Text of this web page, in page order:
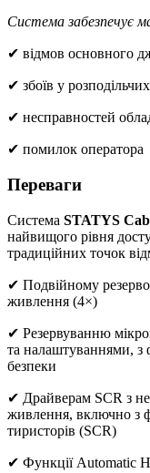
Система забезпечує
✔ відмов основного
✔ збоїв у
✔ несправностей
✔ помилок оператора
Переваги
Система STATYS
найвищого рівня
традиційних точок
✔ Подвійному
живлення (4×)
✔ Резервуванню
та налаштуваннями, з
безпеки
✔ Драйверам SCR з
живлення, включно з
тиристорів (SCR)
✔ Функції Automatic